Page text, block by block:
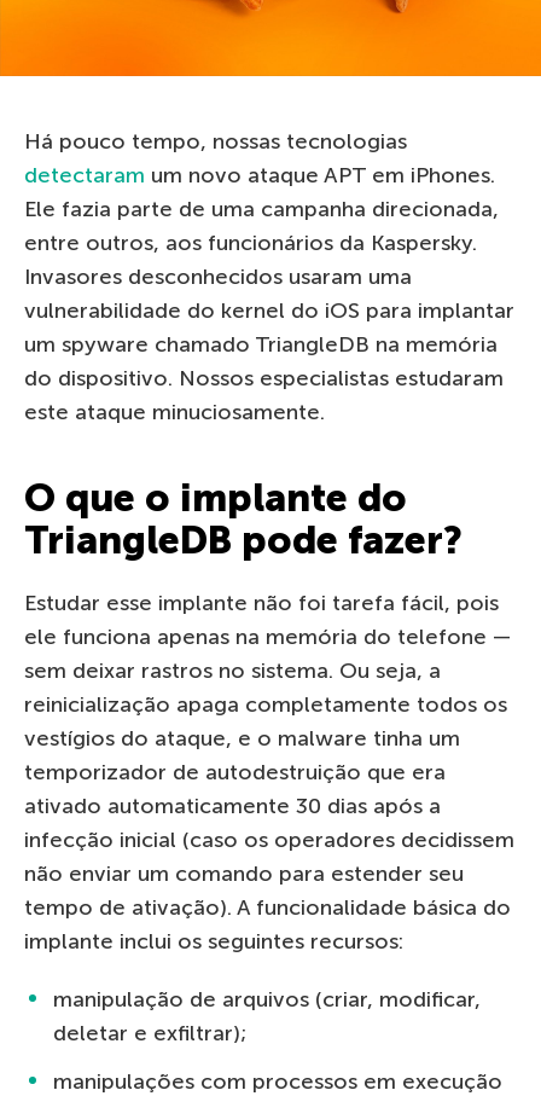
Há pouco tempo, nossas tecnologias
detectaram um novo ataque APT em iPhones.
Ele fazia parte de uma campanha direcionada,
entre outros, aos funcionários da Kaspersky.
Invasores desconhecidos usaram uma
vulnerabilidade do kernel do iOS para implantar
um spyware chamado TriangleDB na memória
do dispositivo. Nossos especialistas estudaram
este ataque minuciosamente.
O que o implante do
TriangleDB pode fazer?
Estudar esse implante não foi tarefa fácil, pois
ele funciona apenas na memória do telefone —
sem deixar rastros no sistema. Ou seja, a
reinicialização apaga completamente todos os
vestígios do ataque, e o malware tinha um
temporizador de autodestruição que era
ativado automaticamente 30 dias após a
infecção inicial (caso os operadores decidissem
não enviar um comando para estender seu
tempo de ativação). A funcionalidade básica do
implante inclui os seguintes recursos:
manipulação de arquivos (criar, modificar,
deletar e exfiltrar);
manipulações com processos em execução